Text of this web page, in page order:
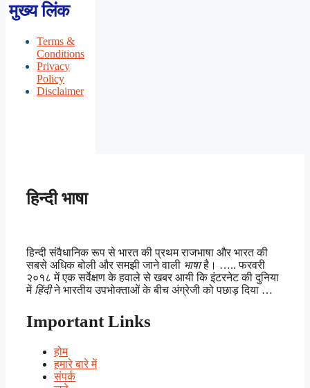
मुख्य लिंक
Terms &
Conditions
Privacy
Policy
Disclaimer
हिन्दी भाषा
हिन्दी संवैधानिक रूप से भारत की प्रथम राजभाषा और भारत की
सबसे अधिक बोली और समझी जाने वाली भाषाहै। ….. फरवरी
२०१८ में एक सर्वेक्षण के हवाले से खबर आयी कि इंटरनेट की दुनिया
में हिंदीने भारतीय उपभोक्ताओं के बीच अंग्रेजी को पछाड़ दिया …
Important Links
होम
हमारे बारे में
संपर्क